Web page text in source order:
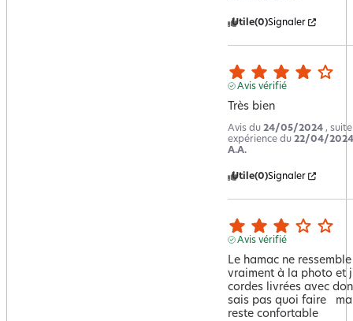
Utile(0)Signaler
Avis vérifié
Très bien
Avis du 24/05/2024 ,
expérience du 22/04/2024
A.A.
Utile(0)Signaler
Avis vérifié
Le hamac ne
vraiment à la photo et
cordes livrées avec
sais pas quoi faire
reste confortable